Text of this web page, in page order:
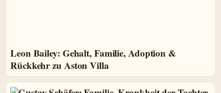
Leon Bailey: Gehalt, Familie, Adoption &
Rückkehr zu Aston Villa